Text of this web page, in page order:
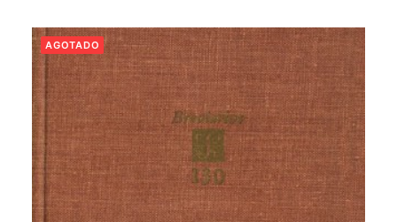
AGOTADO